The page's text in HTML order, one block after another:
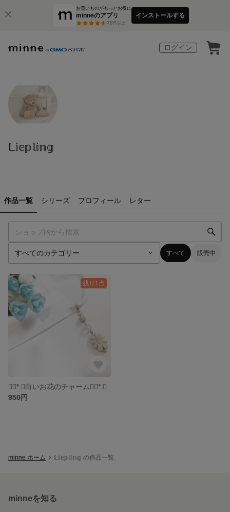
お買いものがもっとお得に
minneのアプリ
3万件以上
インストールする
ログイン
𝕃𝕚𝕖𝕡𝕝𝕚𝕟𝕘
作品一覧 シリーズ プロフィール レター
すべて 販売中
残り1点
❁⃘*.ﾟ白いお花のチャーム❁⃘*.ﾟ
950円
minne ホーム 𝕃𝕚𝕖𝕡𝕝𝕚𝕟𝕘 の作品一覧
minneを知る